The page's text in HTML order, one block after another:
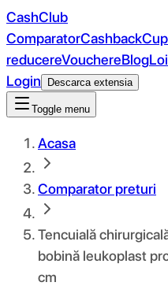
CashClub
ComparatorCashback
reducereVouchereBlog
Login
Descarca extensia
Toggle menu
Acasa
Comparator preturi
Tencuială
bobină leukoplast
cm